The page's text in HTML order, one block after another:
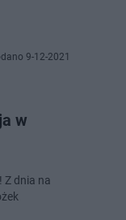
9-12-2021
w
Z dnia na